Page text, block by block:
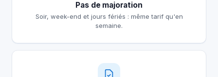
Pas de majoration
Soir, week-end et jours fériés : même tarif qu'en
semaine.